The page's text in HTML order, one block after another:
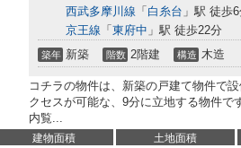
西武多摩川線 「 白糸台 」駅 徒歩
京王線 「 東府中 」駅 徒歩22分
築年 新築 階数 2階建 構造 木造
コチラの物件は、新築の戸建て物件で
クセスが可能な、9分に立地する物件で
内覧...
建物面積 土地面積